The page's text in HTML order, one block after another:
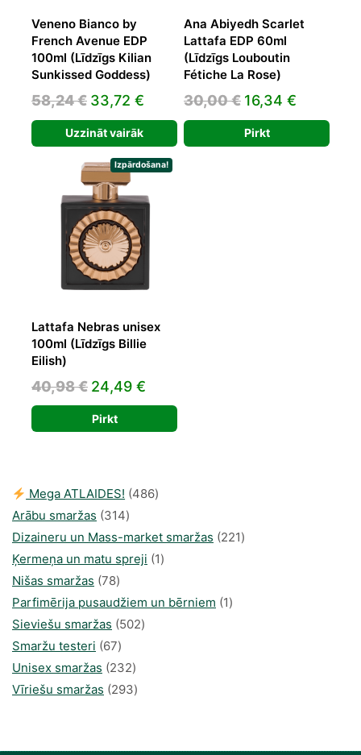
Veneno Bianco by
French Avenue EDP
100ml (Līdzīgs Kilian
Sunkissed Goddess)
58,24€ Original
price
was:
58,24 €.
33,72 € Current
price
is:
33,72 €.
Uzzināt vairāk
Ana Abiyedh Scarlet
Lattafa EDP 60ml
(Līdzīgs Louboutin
Fétiche La Rose)
30,00€ Original
price
was:
16,34 €
price
is:
Pirkt
Izpārdošana!
Lattafa Nebras unisex
100ml (Līdzīgs Billie
Eilish)
40,98€ Original
price
was:
24,49 €
price
is:
Pirkt
Mega ATLAIDES! 486486
Arābu smaržas 314314
produkti
Dizaineru un Mass-market smaržas 221221
Ķermeņa un matu spreji 11
Nišas smaržas 7878
produkts
Parfimērija pusaudžiem un bērniem 11
Sieviešu smaržas 502502
Smaržu testeri 6767
produkts
Unisex smaržas 232232
produkts
Vīriešu smaržas 293293